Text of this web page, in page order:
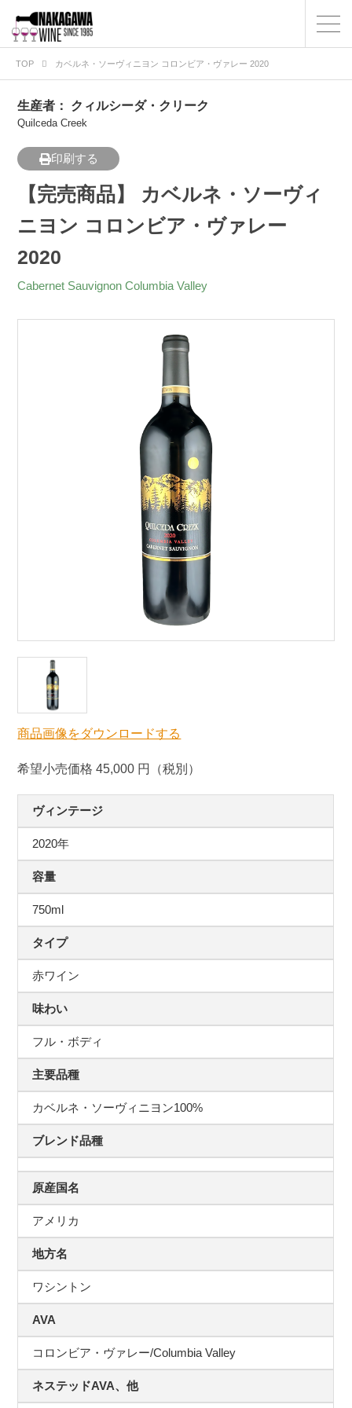
TOP カベルネ・ソーヴィニヨン コロンビア・ヴァレー 2020
生産者： クィルシーダ・クリーク
Quilceda Creek
印刷する
【完売商品】 カベルネ・ソーヴィ
ニヨン コロンビア・ヴァレー
2020
Cabernet Sauvignon Columbia Valley
商品画像をダウンロードする
希望小売価格 45,000 円（税別）
ヴィンテージ
2020年
容量
750ml
タイプ
赤ワイン
味わい
フル・ボディ
主要品種
カベルネ・ソーヴィニヨン100%
ブレンド品種
原産国名
アメリカ
地方名
ワシントン
AVA
コロンビア・ヴァレー/Columbia Valley
ネステッドAVA、他